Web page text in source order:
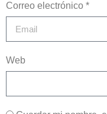
Correo electrónico *
Web